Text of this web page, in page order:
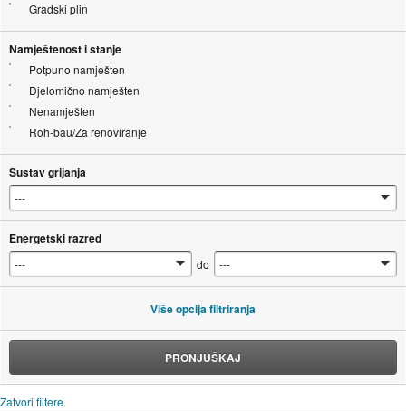
Gradski plin
Namještenost i stanje
Potpuno namješten
Djelomično namješten
Nenamješten
Roh-bau/Za renoviranje
Sustav grijanja
Energetski razred
do
Više opcija filtriranja
PRONJUŠKAJ
Zatvori filtere